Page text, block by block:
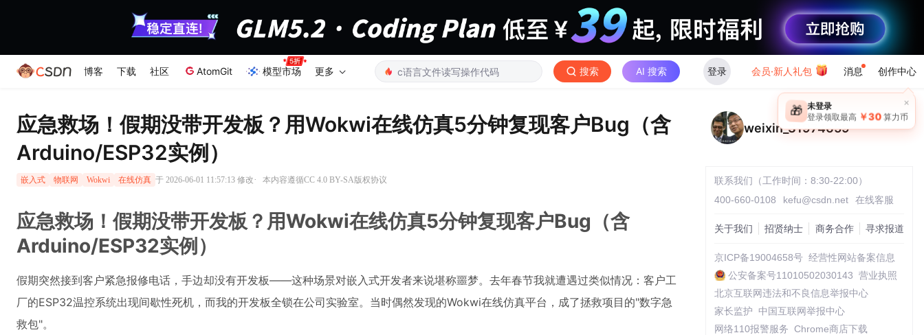
博客 下载 社区 AtomGit 模型市场 更多 搜索 AI 搜索 登录 会员·新人礼包 消息 创作中心
×
🎁 未登录
登录领取最高 ￥30 算力币
应急救场！假期没带开发板？用Wokwi在线仿真5分钟复现客户Bug（含
Arduino/ESP32实例）
嵌入式 物联网 Wokwi 在线仿真 于 2026-06-01 11:57:13 修改· 本内容遵循CC 4.0 BY-SA版权协议
应急救场！假期没带开发板？用Wokwi在线仿真5分钟复现客户Bug（含
Arduino/ESP32实例）
假期突然接到客户紧急报修电话，手边却没有开发板——这种场景对嵌入式开发者来说堪称噩梦。去年春节我就遭遇过类似情况：客户工
厂的ESP32温控系统出现间歇性死机，而我的开发板全锁在公司实验室。当时偶然发现的Wokwi在线仿真平台，成了拯救项目的"数字急
救包"。
weixin_31974659
联系我们（工作时间：8:30-22:00）
400-660-0108
kefu@csdn.net 在线客服
关于我们 招贤纳士 商务合作 寻求报道
京ICP备19004658号 经营性网站备案信息
公安备案号11010502030143 营业执照
北京互联网违法和不良信息举报中心
家长监护
中国互联网举报中心
网络110报警服务 Chrome商店下载